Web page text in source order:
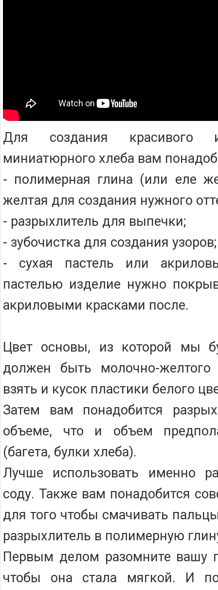
Для создания красивого и
миниатюрного хлеба вам
- полимерная глина (или еле
желтая для создания нужного
- разрыхлитель для выпечки;
- зубочистка для создания узоров;
- сухая пастель или
пастелью изделие нужно
акриловыми красками после.
Цвет основы, из которой мы
должен быть молочно-
взять и кусок пластики белого
Затем вам понадобится
объеме, что и объем
(багета, булки хлеба).
Лучше использовать именно
соду. Также вам понадобится
для того чтобы смачивать
разрыхлитель в полимерную
Первым делом разомните вашу
чтобы она стала мягкой. И